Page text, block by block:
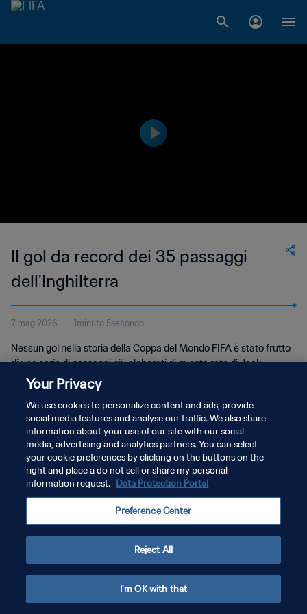
Il gol da record dei 35 passaggi
dell'Inghilterra
7 mag 2026 1minuto 5secondo
Nessun gol nella storia della Coppa del Mondo FIFA è stato frutto
di una serie di passaggi più elaborati di questa rete di Jack
Grealish dell'Inghilterra a Qatar 2022. Guarda subito l'azione
PRIVACY POLICY
GESTISCI LE TUE PREFERENZE PER I COOKIES
Copyright © 1994 - 2026 FIFA. Tutti i diritti riservati.
Your Privacy
We use cookies to personalize content and ads, provide
social media features and analyse our traffic. We also share
information about your use of our site with our social
media, advertising and analytics partners. You can select
your cookie preferences by clicking on the buttons on the
right and place a do not sell or share my personal
information request. Data Protection Portal
Preference Center
Reject All
I'm OK with that